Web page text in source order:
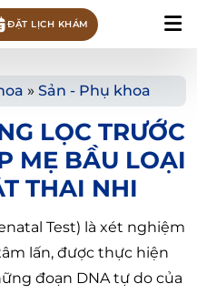
ĐẶT LỊCH KHÁM
» Sản - Phụ khoa
LỌC TRƯỚC
MẸ BẦU LOẠI
THAI NHI
Test) là xét nghiệm
lấn, được thực hiện
đoạn DNA tự do của